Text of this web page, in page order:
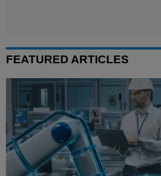
FEATURED ARTICLES